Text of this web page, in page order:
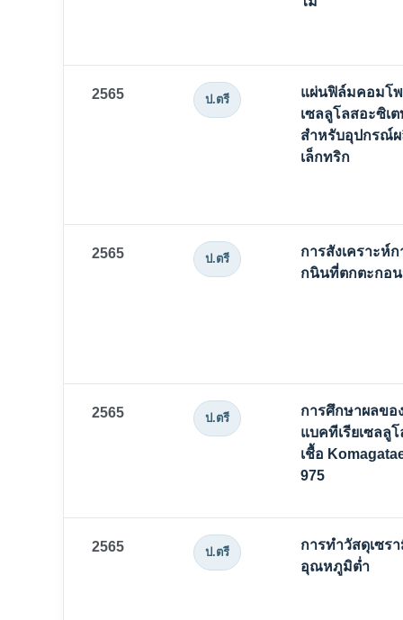
2565 ป.ตรี
แผ่นฟิล์มคอมโพ
เซลลูโลสอะซิเ
สำหรับอุปกรณ์ผ
เล็กทริก
2565 ป.ตรี
การสังเคราะห์
กนินที่ตกตะกอ
2565 ป.ตรี
การศึกษาผลขอ
แบคทีเรียเซลลู
เชื้อ
975
2565 ป.ตรี
การทำวัสดุเซร
อุณหภูมิต่ำ